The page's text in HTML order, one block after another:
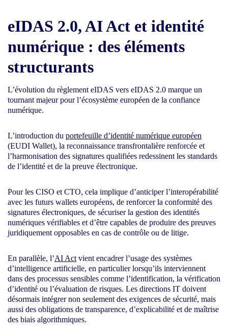
eIDAS 2.0, AI Act et identité
numérique : des éléments
structurants
L’évolution du règlement eIDAS vers eIDAS 2.0 marque un
tournant majeur pour l’écosystème européen de la confiance
numérique.
L’introduction du portefeuille d’identité numérique européen
(EUDI Wallet), la reconnaissance transfrontalière renforcée et
l’harmonisation des signatures qualifiées redessinent les standards
de l’identité et de la preuve électronique.
Pour les CISO et CTO, cela implique d’anticiper l’interopérabilité
avec les futurs wallets européens, de renforcer la conformité des
signatures électroniques, de sécuriser la gestion des identités
numériques vérifiables et d’être capables de produire des preuves
juridiquement opposables en cas de contrôle ou de litige.
En parallèle, l’AI Act vient encadrer l’usage des systèmes
d’intelligence artificielle, en particulier lorsqu’ils interviennent
dans des processus sensibles comme l’identification, la vérification
d’identité ou l’évaluation de risques. Les directions IT doivent
désormais intégrer non seulement des exigences de sécurité, mais
aussi des obligations de transparence, d’explicabilité et de maîtrise
des biais algorithmiques.